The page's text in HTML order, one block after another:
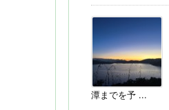
潭までを予 ...